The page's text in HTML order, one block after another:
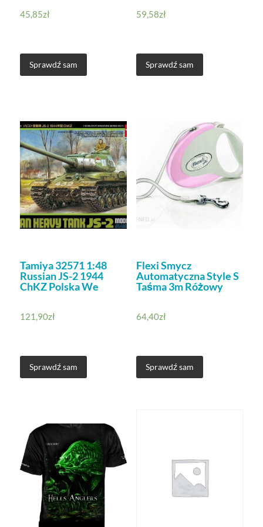
45,85zł
Sprawdź sam
59,58zł
Sprawdź sam
Tamiya 32571 1:48
Russian JS-2 1944
ChKZ Polska We
121,90zł
Sprawdź sam
Flexi Smycz
Automatyczna Style S
Taśma 3m Różowy
64,40zł
Sprawdź sam